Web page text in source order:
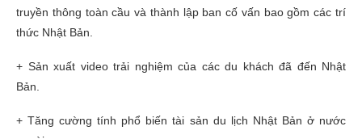
truyền thông toàn cầu và thành lập ban cố vấn bao gồm các trí
thức Nhật Bản.
+ Sản xuất video trải nghiệm của các du khách đã đến Nhật
Bản.
+ Tăng cường tính phổ biến tài sản du lịch Nhật Bản ở nước